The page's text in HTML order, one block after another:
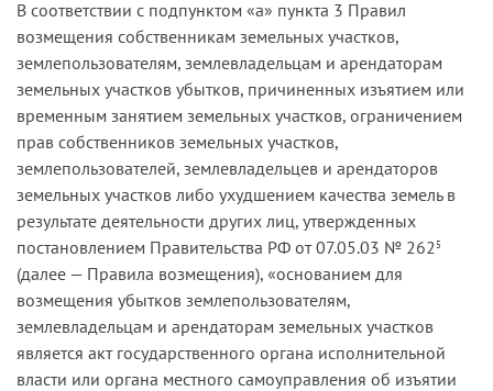
В соответствии с подпунктом «а» пункта 3 Правил
возмещения собственникам земельных участков,
землепользователям, землевладельцам и арендаторам
земельных участков убытков, причиненных изъятием или
временным занятием земельных участков, ограничением
прав собственников земельных участков,
землепользователей, землевладельцев и арендаторов
земельных участков либо ухудшением качества земель в
результате деятельности других лиц, утвержденных
постановлением Правительства РФ от 07.05.03 № 262 5
(далее — Правила возмещения), «основанием для
возмещения убытков землепользователям,
землевладельцам и арендаторам земельных участков
является акт государственного органа исполнительной
власти или органа местного самоуправления об изъятии